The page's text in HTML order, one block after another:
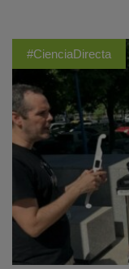
#CienciaDirecta